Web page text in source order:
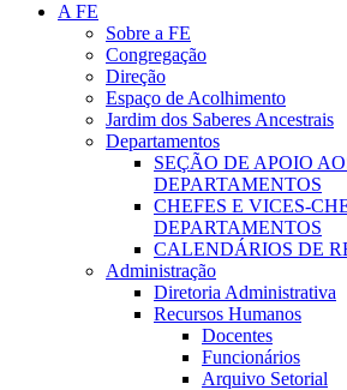
A FE
Sobre a FE
Congregação
Direção
Espaço de Acolhimento
Jardim dos Saberes Ancestrais
Departamentos
SEÇÃO DE APOIO
DEPARTAMENTOS
CHEFES E VICES-
DEPARTAMENTOS
CALENDÁRIOS DE
Administração
Diretoria Administrativa
Recursos Humanos
Docentes
Funcionários
Arquivo Setorial